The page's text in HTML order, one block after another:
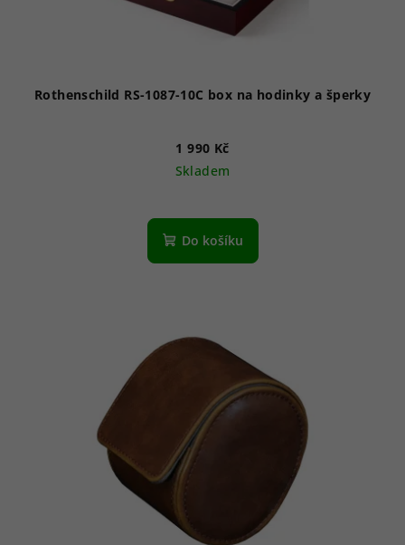
Rothenschild RS-1087-10C box na hodinky a šperky
1 990 Kč
Skladem
Do košíku